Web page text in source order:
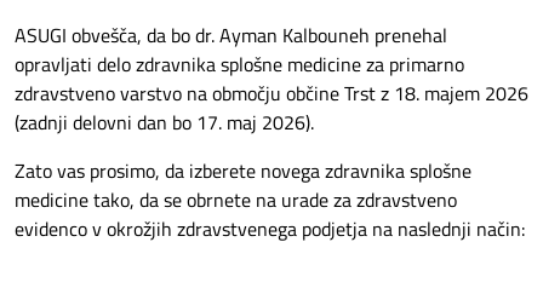
ASUGI obvešča, da bo dr. Ayman Kalbouneh prenehal
opravljati delo zdravnika splošne medicine za primarno
zdravstveno varstvo na območju občine Trst z 18. majem 2026
(zadnji delovni dan bo 17. maj 2026).
Zato vas prosimo, da izberete novega zdravnika splošne
medicine tako, da se obrnete na urade za zdravstveno
evidenco v okrožjih zdravstvenega podjetja na naslednji način: